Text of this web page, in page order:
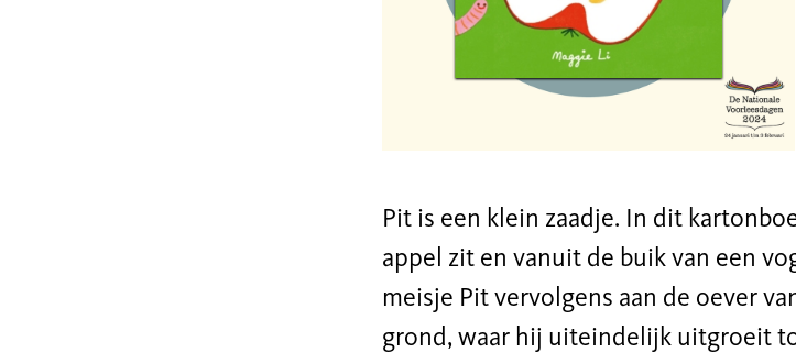
Pit is een klein zaadje. In dit
appel zit en vanuit de buik van een
meisje Pit vervolgens aan de oever
grond, waar hij uiteindelijk uitgroeit